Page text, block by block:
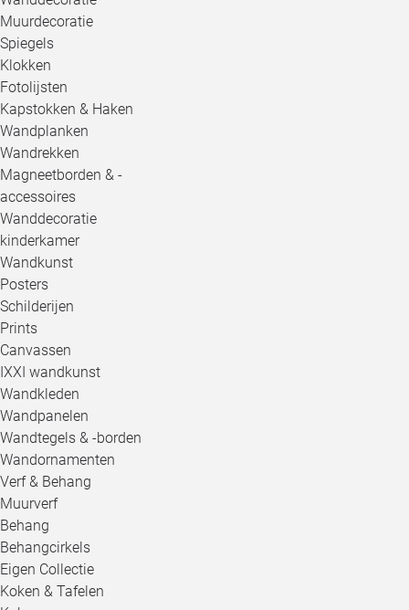
Muurdecoratie
Spiegels
Klokken
Fotolijsten
Kapstokken & Haken
Wandplanken
Wandrekken
Magneetborden & -
accessoires
Wanddecoratie
kinderkamer
Wandkunst
Posters
Schilderijen
Prints
Canvassen
IXXI wandkunst
Wandkleden
Wandpanelen
Wandtegels & -borden
Wandornamenten
Verf & Behang
Muurverf
Behang
Behangcirkels
Eigen Collectie
Koken & Tafelen